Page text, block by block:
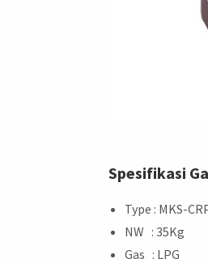
Spesifikasi
Type : MKS-
NW : 35Kg
Gas : LPG